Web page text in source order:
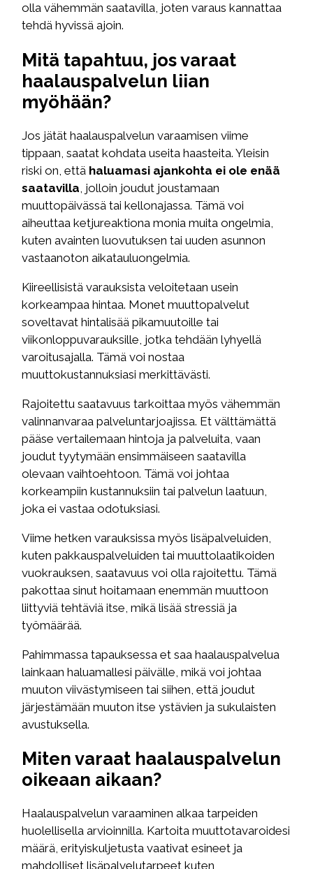
olla vähemmän saatavilla, joten varaus kannattaa
tehdä hyvissä ajoin.
Mitä tapahtuu, jos varaat
haalauspalvelun liian
myöhään?
Jos jätät haalauspalvelun varaamisen viime
tippaan, saatat kohdata useita haasteita. Yleisin
riski on, että haluamasi ajankohta ei ole enää
saatavilla , jolloin joudut joustamaan
muuttopäivässä tai kellonajassa. Tämä voi
aiheuttaa ketjureaktiona monia muita ongelmia,
kuten avainten luovutuksen tai uuden asunnon
vastaanoton aikatauluongelmia.
Kiireellisistä varauksista veloitetaan usein
korkeampaa hintaa. Monet muuttopalvelut
soveltavat hintalisää pikamuutoille tai
viikonloppuvarauksille, jotka tehdään lyhyellä
varoitusajalla. Tämä voi nostaa
muuttokustannuksiasi merkittävästi.
Rajoitettu saatavuus tarkoittaa myös vähemmän
valinnanvaraa palveluntarjoajissa. Et välttämättä
pääse vertailemaan hintoja ja palveluita, vaan
joudut tyytymään ensimmäiseen saatavilla
olevaan vaihtoehtoon. Tämä voi johtaa
korkeampiin kustannuksiin tai palvelun laatuun,
joka ei vastaa odotuksiasi.
Viime hetken varauksissa myös lisäpalveluiden,
kuten pakkauspalveluiden tai muuttolaatikoiden
vuokrauksen, saatavuus voi olla rajoitettu. Tämä
pakottaa sinut hoitamaan enemmän muuttoon
liittyviä tehtäviä itse, mikä lisää stressiä ja
työmäärää.
Pahimmassa tapauksessa et saa haalauspalvelua
lainkaan haluamallesi päivälle, mikä voi johtaa
muuton viivästymiseen tai siihen, että joudut
järjestämään muuton itse ystävien ja sukulaisten
avustuksella.
Miten varaat haalauspalvelun
oikeaan aikaan?
Haalauspalvelun varaaminen alkaa tarpeiden
huolellisella arvioinnilla. Kartoita muuttotavaroidesi
määrä, erityiskuljetusta vaativat esineet ja
mahdolliset lisäpalvelutarpeet kuten